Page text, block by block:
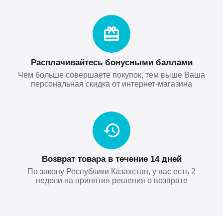
Расплачивайтесь бонусными баллами
Чем больше совершаете покупок, тем выше Ваша
персональная скидка от интернет-магазина
Возврат товара в течение 14 дней
По закону Республики Казахстан, у вас есть 2
недели на принятия решения о возврате